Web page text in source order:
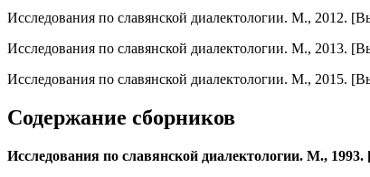
Исследования по славянской диалектологии. М., 2012.
Исследования по славянской диалектологии. М., 2013.
Исследования по славянской диалектологии. М., 2015.
Содержание сборников
Исследования по славянской диалектологии. М.,